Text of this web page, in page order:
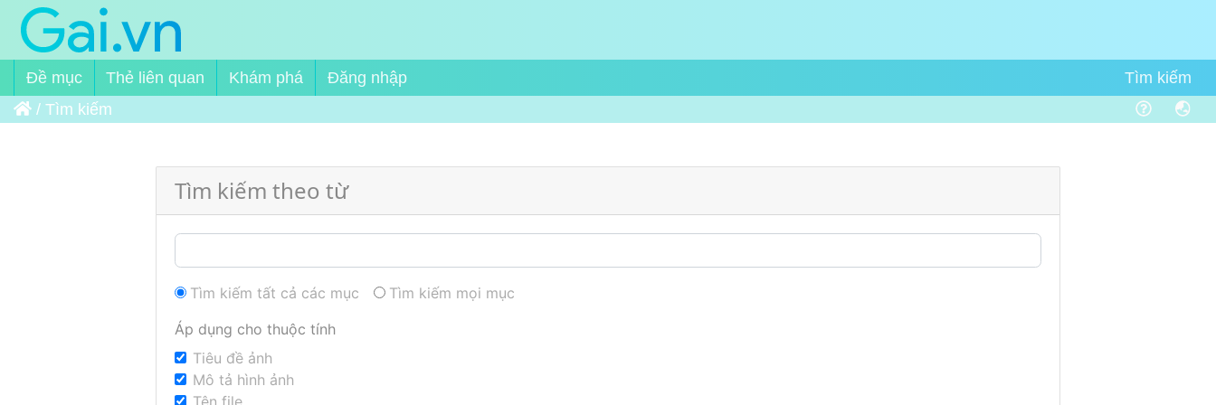
Đề mục Thẻ liên quan Khám phá
Đăng nhập
Trang chủ
/ Tìm kiếm
Tìm kiếm theo từ
Tìm kiếm tất cả các mục
Tìm kiếm mọi mục
Áp dụng cho thuộc tính
Tiêu đề ảnh
Mô tả hình ảnh
Tên file